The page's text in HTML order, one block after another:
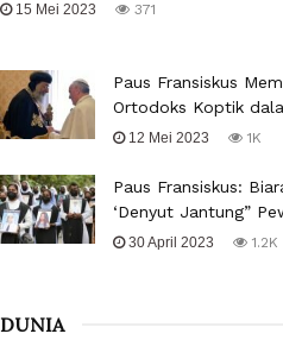
15 Mei 2023 371
Paus Fransiskus
Ortodoks Koptik
12 Mei 2023 1K
Paus Fransiskus:
‘Denyut Jantung”
30 April 2023 1.2K
DUNIA